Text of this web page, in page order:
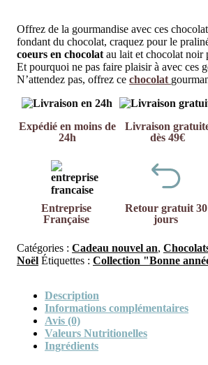
Offrez de la gourmandise avec ces
fondant du chocolat, craquez pour le
coeurs en chocolat au lait et chocolat noir
Et pourquoi ne pas faire plaisir à avec ces
N’attendez pas, offrez ce chocolat
Expédié en moins de
24h
Livraison
dès 49€
Entreprise
Française
Retour gratuit 30
jours
Catégories : Cadeau nouvel an,
Noël Étiquettes : Collection "Bonne
Description
Informations complémentaires
Avis (0)
Valeurs Nutritionelles
Ingrédients